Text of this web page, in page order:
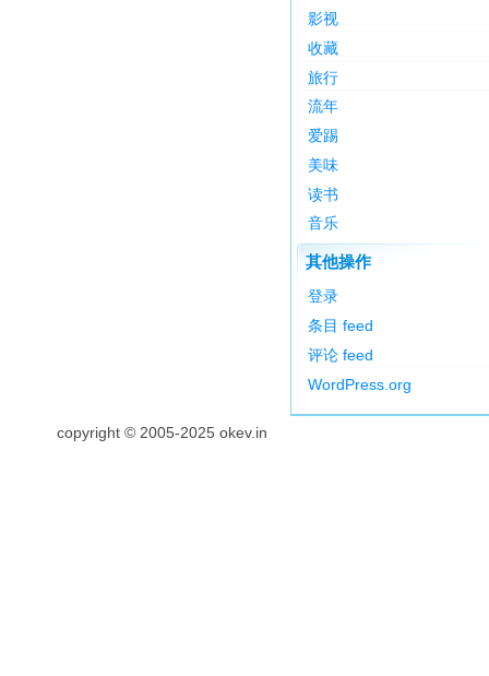
影视
收藏
旅行
流年
爱踢
美味
读书
音乐
其他操作
登录
条目 feed
评论 feed
WordPress.org
copyright © 2005-2025 okev.in